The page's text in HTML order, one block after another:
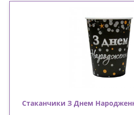
Стаканчики З Днем